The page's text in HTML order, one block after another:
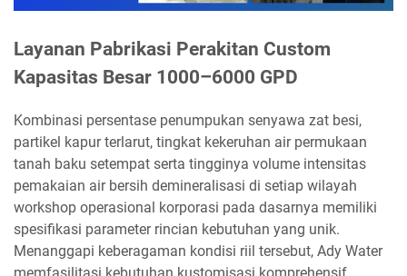
Layanan Pabrikasi Perakitan Custom
Kapasitas Besar 1000–6000 GPD
Kombinasi persentase penumpukan senyawa zat besi,
partikel kapur terlarut, tingkat kekeruhan air permukaan
tanah baku setempat serta tingginya volume intensitas
pemakaian air bersih demineralisasi di setiap wilayah
workshop operasional korporasi pada dasarnya memiliki
spesifikasi parameter rincian kebutuhan yang unik.
Menanggapi keberagaman kondisi riil tersebut, Ady Water